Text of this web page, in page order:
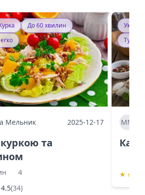
До 60 хвилин
Мельник 2025-12-17
та
4
4.5(34)
ММ
★ ★